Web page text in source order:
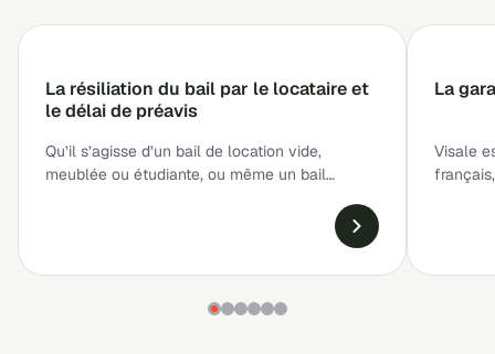
La résiliation du bail par le locataire et
le délai de préavis
Qu’il s’agisse d’un bail de location vide,
meublée ou étudiante, ou même un bail
La
Visale